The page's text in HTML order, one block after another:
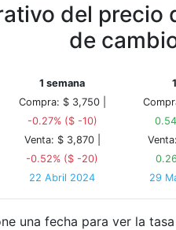
del precio
de
1 semana
Compra: $ 3,750 |
-0.27% ($ -10)
Venta: $ 3,870 |
-0.52% ($ -20)
22 Abril 2024
29
una fecha para ver la